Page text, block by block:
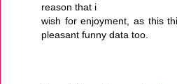
reason that i
wish for enjoyment, as this
pleasant funny data too.